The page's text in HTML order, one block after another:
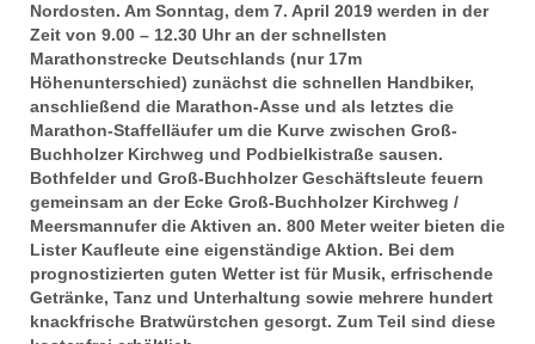
Nordosten. Am Sonntag, dem 7. April 2019 werden in der
Zeit von 9.00 – 12.30 Uhr an der schnellsten
Marathonstrecke Deutschlands (nur 17m
Höhenunterschied) zunächst die schnellen Handbiker,
anschließend die Marathon-Asse und als letztes die
Marathon-Staffelläufer um die Kurve zwischen Groß-
Buchholzer Kirchweg und Podbielkistraße sausen.
Bothfelder und Groß-Buchholzer Geschäftsleute feuern
gemeinsam an der Ecke Groß-Buchholzer Kirchweg /
Meersmannufer die Aktiven an. 800 Meter weiter bieten die
Lister Kaufleute eine eigenständige Aktion. Bei dem
prognostizierten guten Wetter ist für Musik, erfrischende
Getränke, Tanz und Unterhaltung sowie mehrere hundert
knackfrische Bratwürstchen gesorgt. Zum Teil sind diese